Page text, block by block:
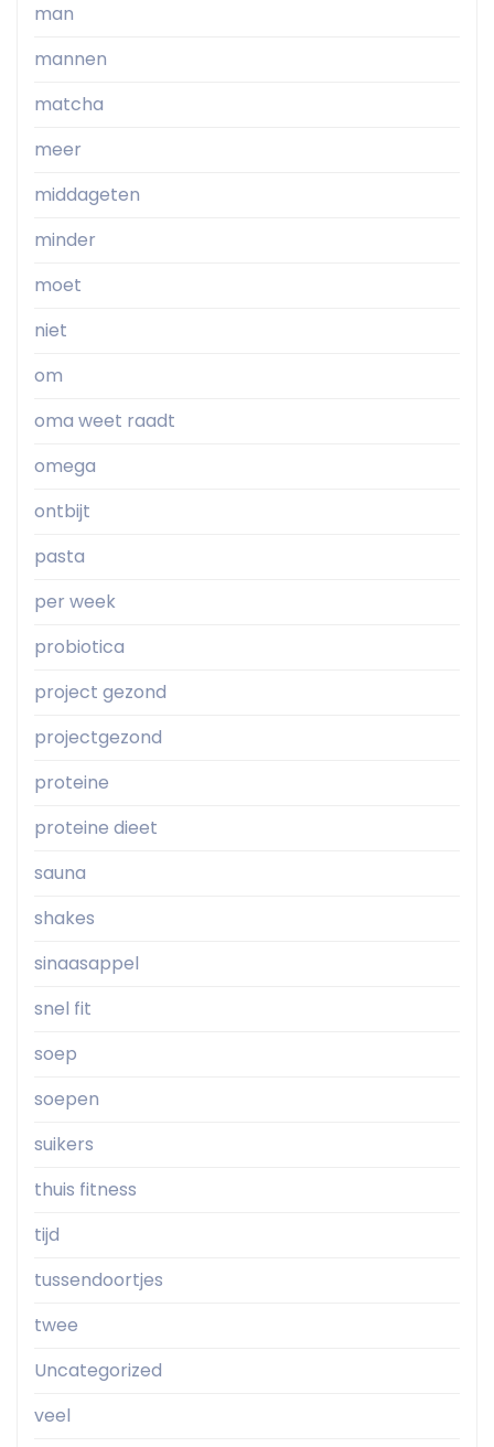
man
mannen
matcha
meer
middageten
minder
moet
niet
om
oma weet raadt
omega
ontbijt
pasta
per week
probiotica
project gezond
projectgezond
proteine
proteine dieet
sauna
shakes
sinaasappel
snel fit
soep
soepen
suikers
thuis fitness
tijd
tussendoortjes
twee
Uncategorized
veel